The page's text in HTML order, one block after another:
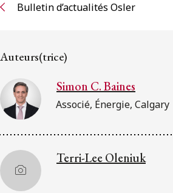
Bulletin d’actualités Osler
Auteurs(trice)
Simon C. Baines
Associé, Énergie, Calgary
Terri-Lee Oleniuk